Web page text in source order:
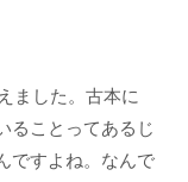
ました。古本に
ることってあるじ
ですよね。なんで